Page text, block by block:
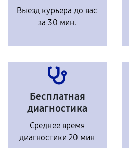
Выезд курьера до вас
за 30 мин.
Бесплатная
диагностика
Среднее время
диагностики 20 мин